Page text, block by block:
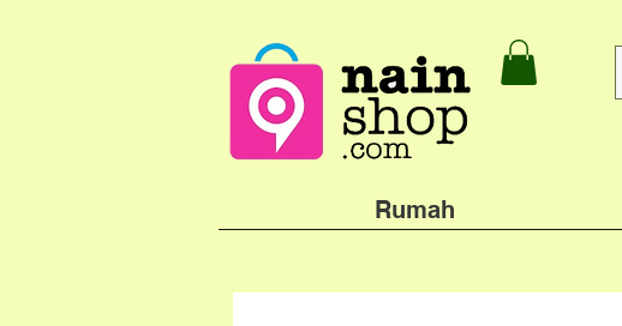
Rumah